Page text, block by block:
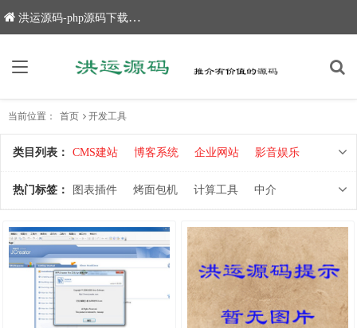
洪运源码-php源码下载,网站源码,网站源码下载
当前位置： 首页 开发工具
类目列表： CMS建站 博客系统 企业网站
影音娱乐
学校教学
网址导航 插件扩展
上传下载
贺卡图片
交友会员
社区论坛
数据管理
随笔 查询工具
文件管理
服务器应用
小程序
投票调查
开发工具
邮件邮箱 主机域名
计数统计
工具软件
热门标签： 图表插件 烤面包机 计算工具
中介
蝴蝶动画
下拉 QQ在线客服
卡通字体
卡通天鹅
公众号 群鸟动画
点亮图片
学校网站
食品
添加记录
拉链广告
食品菜单 负载均衡
大数据查询
小球弹跳
悦录网页版
去水印